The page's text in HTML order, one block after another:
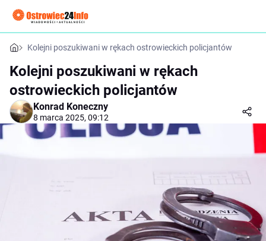
Kolejni poszukiwani w rękach ostrowieckich policjantów
Kolejni poszukiwani w rękach
ostrowieckich policjantów
Konrad Koneczny
8 marca 2025, 09:12